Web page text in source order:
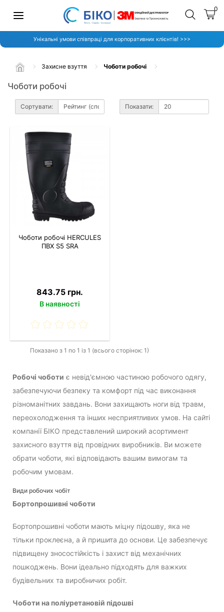
0
Унікальні умови співпраці для корпоративних клієнтів! >>>
Захисне взуття Чоботи робочі
Чоботи робочі
Сортувати: Показати:
Чоботи робочі HERCULES
ПВХ S5 SRA
843.75 грн.
В наявності
Показано з 1 по 1 із 1 (всього сторінок: 1)
Робочі чоботи є невід'ємною частиною робочого одягу,
забезпечуючи безпеку та комфорт під час виконання
різноманітних завдань. Вони захищають ноги від травм,
переохолодження та інших несприятливих умов. На сайті
компанії БІКО представлений широкий асортимент
захисного взуття від провідних виробників. Ви можете
обрати чоботи, які відповідають вашим вимогам та
робочим умовам.
Види робочих чобіт
Бортопрошивні чоботи
Бортопрошивні чоботи мають міцну підошву, яка не
тільки проклеєна, а й пришита до основи. Це забезпечує
підвищену зносостійкість і захист від механічних
пошкоджень. Вони ідеально підходять для важких
будівельних та виробничих робіт.
Чоботи на поліуретановій підошві